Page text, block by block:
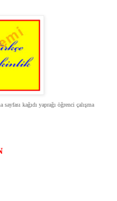
kağıdı yaprağı öğrenci çalışma